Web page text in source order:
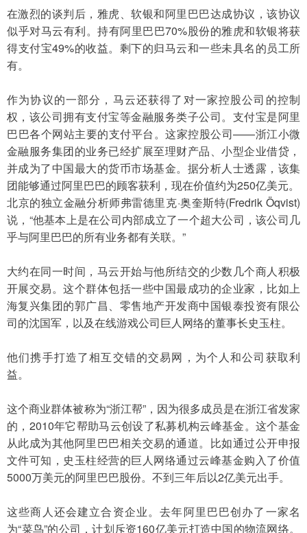
在激烈的谈判后，雅虎、软银和阿里巴巴达成协议，该协议
似乎对马云有利。持有阿里巴巴70%股份的雅虎和软银将获
得支付宝49%的收益。剩下的归马云和一些未具名的员工所
有。
作为协议的一部分，马云还获得了对一家控股公司的控制
权，该公司拥有支付宝等金融服务类子公司。支付宝是阿里
巴巴各个网站主要的支付平台。这家控股公司——浙江小微
金融服务集团的业务已经扩展至理财产品、小型企业借贷，
并成为了中国最大的货币市场基金。据分析人士透露，该集
团能够通过阿里巴巴的顾客获利，现在价值约为250亿美元。
北京的独立金融分析师弗雷德里克·奥奎斯特(Fredrik Öqvist)
说，“他基本上是在公司内部成立了一个超大公司，该公司几
乎与阿里巴巴的所有业务都有关联。”
大约在同一时间，马云开始与他所结交的少数几个商人积极
开展交易。这个群体包括一些中国最成功的企业家，比如上
海复兴集团的郭广昌、零售地产开发商中国银泰投资有限公
司的沈国军，以及在线游戏公司巨人网络的董事长史玉柱。
他们携手打造了相互交错的交易网，为个人和公司获取利
益。
这个商业群体被称为“浙江帮”，因为很多成员是在浙江省发家
的，2010年它帮助马云创设了私募机构云峰基金。这个基金
从此成为其他阿里巴巴相关交易的通道。比如通过公开申报
文件可知，史玉柱经营的巨人网络通过云峰基金购入了价值
5000万美元的阿里巴巴股份。不到三年后以2亿美元出手。
这些商人还会建立合资企业。去年阿里巴巴创办了一家名
为“菜鸟”的公司，计划斥资160亿美元打造中国的物流网络。